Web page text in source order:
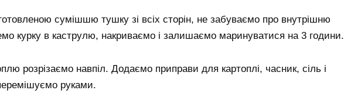
сумішшю тушку зі всіх сторін, не забуваємо про внутрішню
курку в каструлю, накриваємо і залишаємо маринуватися на 3 години.
розрізаємо навпіл. Додаємо приправи для картоплі, часник, сіль і
руками.